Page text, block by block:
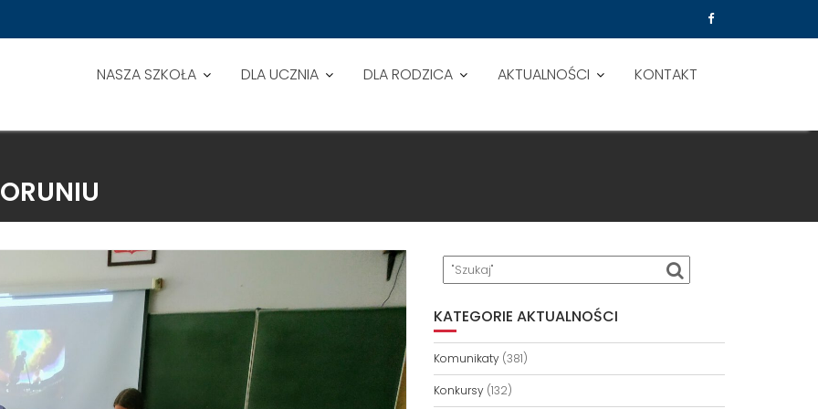
NASZA SZKOŁA DLA UCZNIA DLA RODZICA AKTUALNOŚCI KONTAKT
KATEGORIE AKTUALNOŚCI
Komunikaty(381)
Konkursy(132)